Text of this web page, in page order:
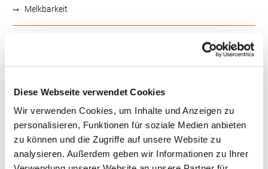
Diese Webseite verwendet Cookies
Wir verwenden Cookies, um Inhalte und Anzeigen zu
personalisieren, Funktionen für soziale Medien anbieten
zu können und die Zugriffe auf unsere Website zu
analysieren. Außerdem geben wir Informationen zu Ihrer
Melkbarkeit
88 100 112 124
RZS
RZR
RZKd
102
RZKm
RZÖko
142